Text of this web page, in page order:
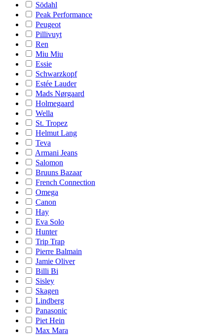
Södahl
Peak Performance
Peugeot
Pillivuyt
Ren
Miu Miu
Essie
Schwarzkopf
Estée Lauder
Mads Nørgaard
Holmegaard
Wella
St. Tropez
Helmut Lang
Teva
Armani Jeans
Salomon
Bruuns Bazaar
French Connection
Omega
Canon
Hay
Eva Solo
Hunter
Trip Trap
Pierre Balmain
Jamie Oliver
Billi Bi
Sisley
Skagen
Lindberg
Panasonic
Piet Hein
Max Mara